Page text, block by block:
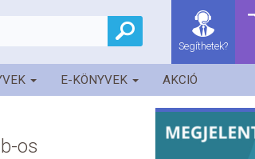
Segíthetek?
E-KÖNYVEK AKCIÓ
os